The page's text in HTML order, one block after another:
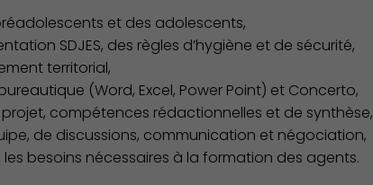
Culture
et des adolescents,
SDJES, des règles d’hygiène et de sécurité,
territorial,
(Word, Excel, Power Point) et Concerto,
compétences rédactionnelles et de synthèse,
de discussions, communication et négociation,
les besoins nécessaires à la formation des agents.